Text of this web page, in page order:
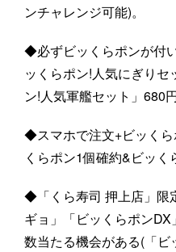
ンチャレンジ可能)。
◆必ずビッくらポンが付
ッくらポン!人気にぎり
ン!人気軍艦セット」680円
◆スマホで注文+ビッく
くらポン1個確約&ビッく
◆「くら寿司 押上店」限
ギョ」「ビッくらポン
数当たる機会がある(「